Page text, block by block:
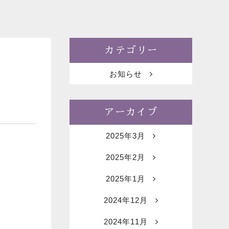
カテゴリー
お知らせ
アーカイブ
2025年3月
2025年2月
2025年1月
2024年12月
2024年11月